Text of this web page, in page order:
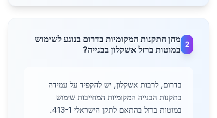
2
מהן התקנות המקומיות בדרום בנוגע לשימוש
במוטות ברזל אשקלון בבנייה?
בדרום, לרבות אשקלון, יש להקפיד על עמידה
בתקנות הבנייה המקומיות המחייבות שימוש
במוטות ברזל בהתאם לתקן הישראלי 413-1.